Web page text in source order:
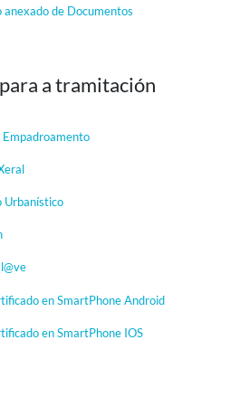
anexado de Documentos
a tramitación
Urbanístico
en SmartPhone Android
en SmartPhone IOS